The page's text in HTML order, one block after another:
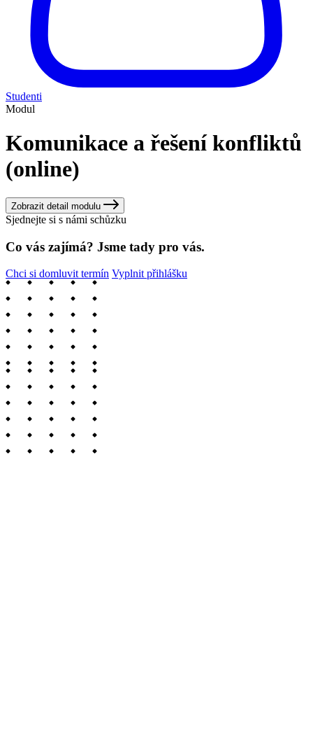
Studenti
Modul
Komunikace a řešení konfliktů
(online)
Zobrazit detail modulu
Sjednejte si s námi schůzku
Co vás zajímá? Jsme tady pro vás.
Chci si domluvit termín Vyplnit přihlášku